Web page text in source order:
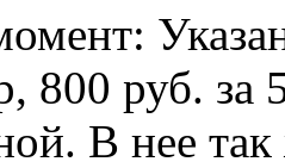
800 руб. за
В нее